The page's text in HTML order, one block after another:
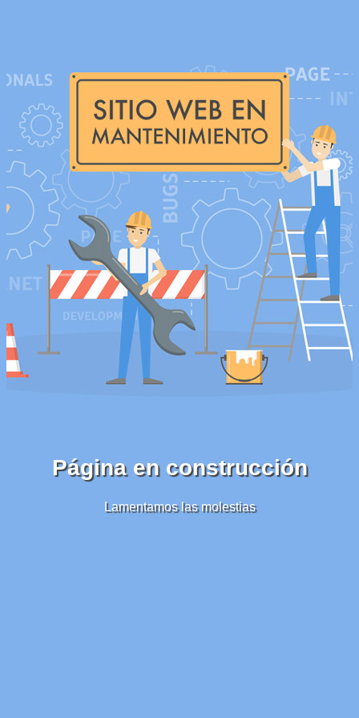
Página en construcción
Lamentamos las molestias